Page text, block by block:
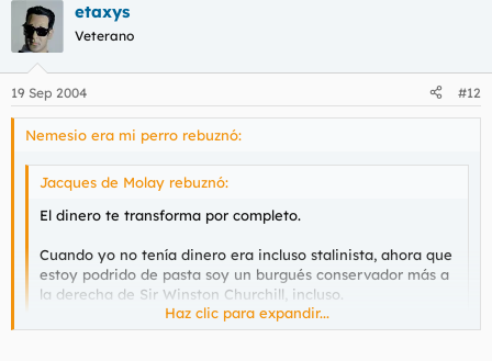
etaxys
Veterano
19 Sep 2004 #12
Nemesio era mi perro rebuznó:
Jacques de Molay rebuznó:
El dinero te transforma por completo.
Cuando yo no tenía dinero era incluso stalinista, ahora que
estoy podrido de pasta soy un burgués conservador más a
la derecha de Sir Winston Churchill, incluso.
Ja, ja, ja... Haz clic para expandir...
Haz clic para expandir...